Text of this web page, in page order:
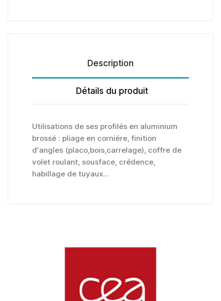
Description
Détails du produit
Utilisations de ses profilés en aluminium
brossé : pliage en corniére, finition
d'angles (placo,bois,carrelage), coffre de
volet roulant, sousface, crédence,
habillage de tuyaux...